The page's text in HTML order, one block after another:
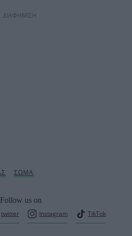
ΔΙΑΦΗΜΙΣΗ
Follow us on
twitter Instagram TikTok